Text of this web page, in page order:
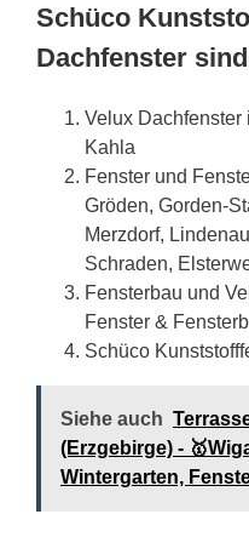
Schüco
Dachfenster
Velux
Kahla
Fenster und
Gröden, Gorden-
Merzdorf,
Schraden,
Fensterbau und
Fenster &
Schüco
Siehe auch
(Erzgebirge) -
Wintergarten,